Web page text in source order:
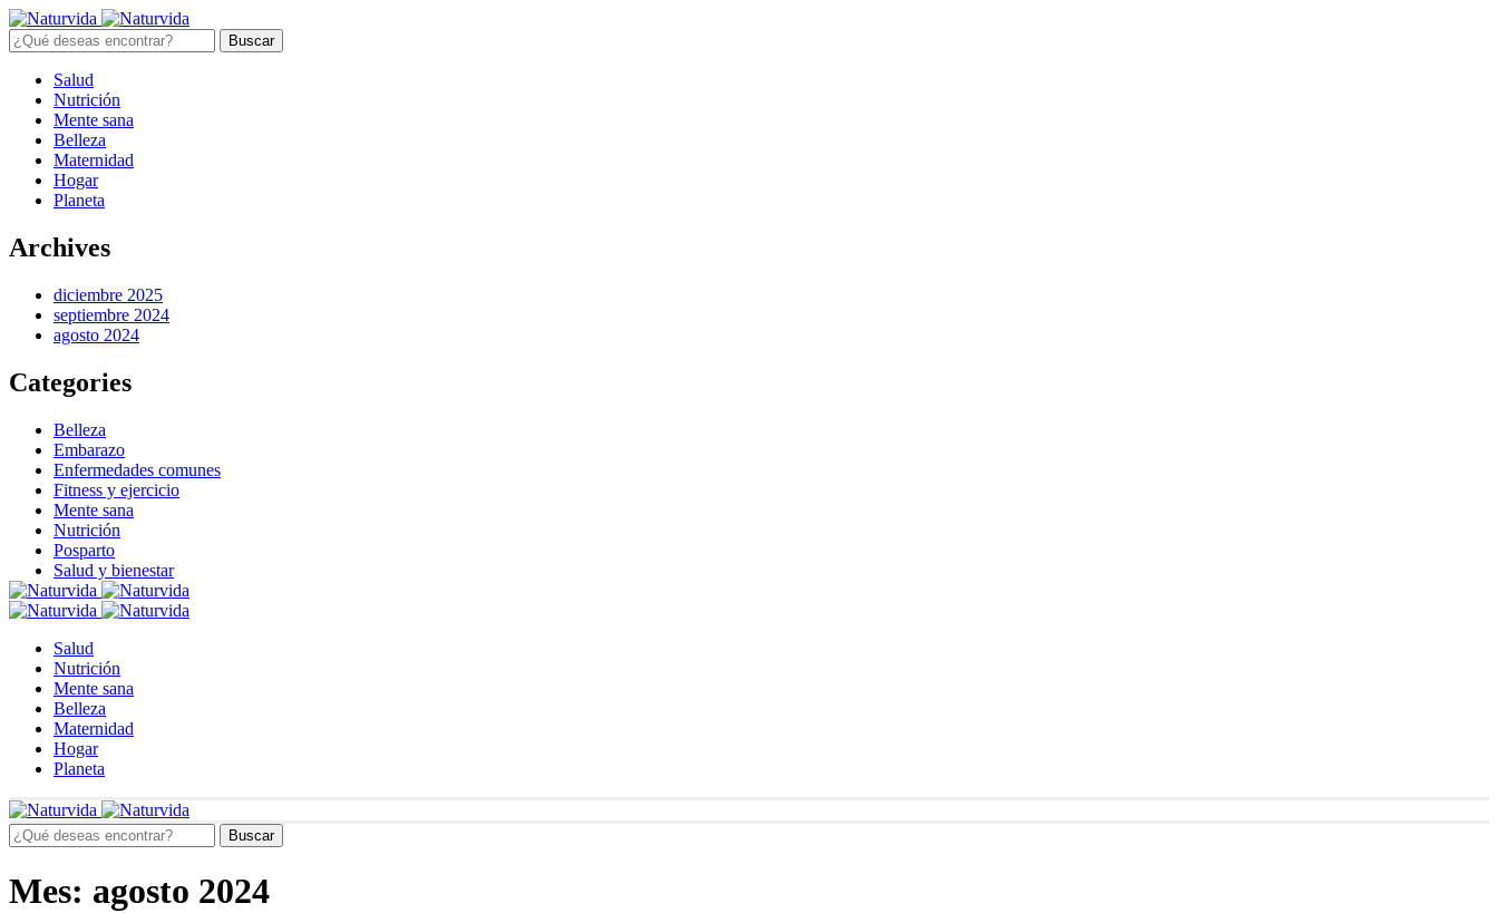
Buscar
Salud
Nutrición
Mente sana
Belleza
Maternidad
Hogar
Planeta
Archives
diciembre 2025
septiembre 2024
agosto 2024
Categories
Belleza
Embarazo
Enfermedades comunes
Fitness y ejercicio
Mente sana
Nutrición
Posparto
Salud y bienestar
Salud
Nutrición
Mente sana
Belleza
Maternidad
Hogar
Planeta
Buscar
Mes: agosto 2024